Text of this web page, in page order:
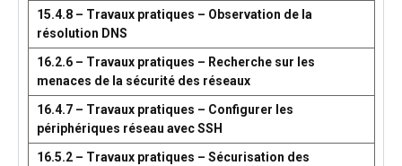
15.4.8 – Travaux pratiques – Observation de la
résolution DNS
16.2.6 – Travaux pratiques – Recherche sur les
menaces de la sécurité des réseaux
16.4.7 – Travaux pratiques – Configurer les
périphériques réseau avec SSH
16.5.2 – Travaux pratiques – Sécurisation des